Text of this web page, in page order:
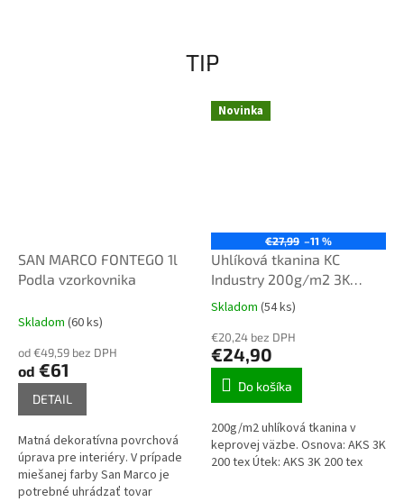
TIP
SAN MARCO FONTEGO 1l
Podla vzorkovnika
Skladom (60 ks)
od €49,59 bez DPH
od €61
DETAIL
Matná dekoratívna povrchová
úprava pre interiéry. V prípade
miešanej farby San Marco je
potrebné uhrádzať tovar
Novinka
€27,99 –11 %
Uhlíková tkanina KC
Industry 200g/m2 3K
keper šírka 100 cm
Priemerné
produktu
je
3,2
hviezdičiek.
Skladom (54 ks)
€20,24 bez DPH
€24,90
Do košíka
200g/m2 uhlíková tkanina v
keprovej väzbe. Osnova: AKS 3K
200 tex Útek: AKS 3K 200 tex